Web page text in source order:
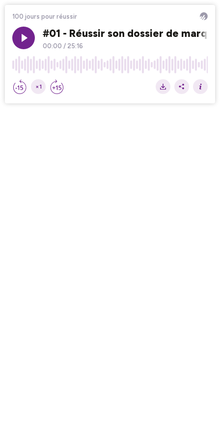
100 jours pour réussir
#01 - Réussir son dossier de
00:00 / 25:16
×1